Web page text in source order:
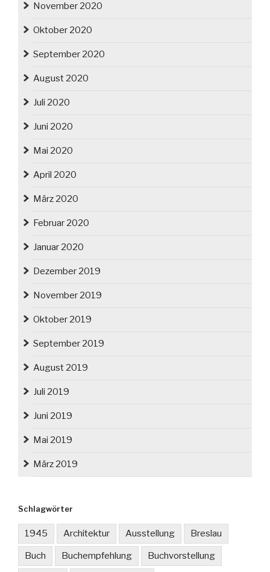
November 2020
Oktober 2020
September 2020
August 2020
Juli 2020
Juni 2020
Mai 2020
April 2020
März 2020
Februar 2020
Januar 2020
Dezember 2019
November 2019
Oktober 2019
September 2019
August 2019
Juli 2019
Juni 2019
Mai 2019
März 2019
Schlagwörter
1945 Architektur Ausstellung Breslau
Buch Buchempfehlung Buchvorstellung